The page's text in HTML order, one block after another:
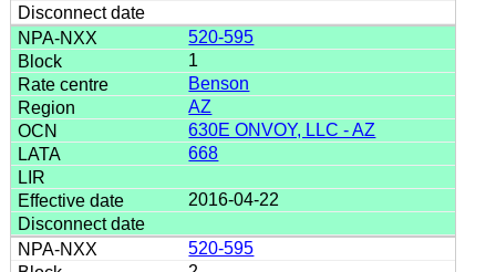
520-595
1
Benson
AZ
630E ONVOY, LLC - AZ
668
2016-04-22
520-595